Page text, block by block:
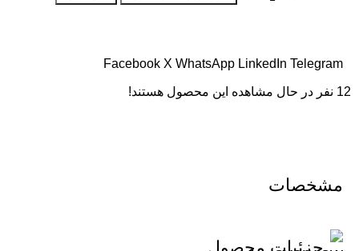
Facebook X WhatsApp LinkedIn Telegram
12 نفر در حال مشاهده این محصول هستند!
مشخصات